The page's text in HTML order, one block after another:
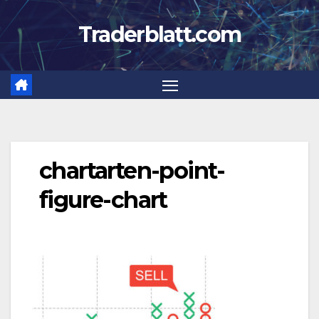
Zum
Inhalt
springen
Traderblatt.com
chartarten-point-
figure-chart